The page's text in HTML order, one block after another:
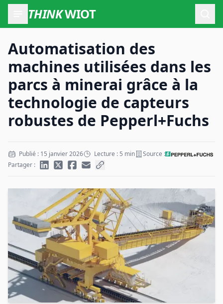
THINKWIOT
Automatisation des
machines utilisées dans les
parcs à minerai grâce à la
technologie de capteurs
robustes de Pepperl+Fuchs
Publié : 15 janvier 2026 Lecture : 5 min
Source :
Partager :